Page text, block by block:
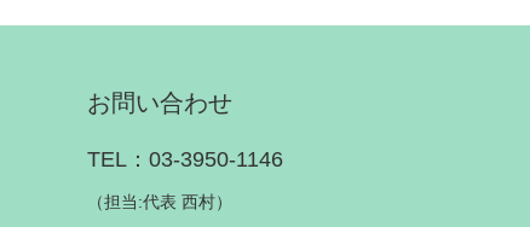
お問い合わせ
TEL：03-3950-1146
（担当:代表 西村）